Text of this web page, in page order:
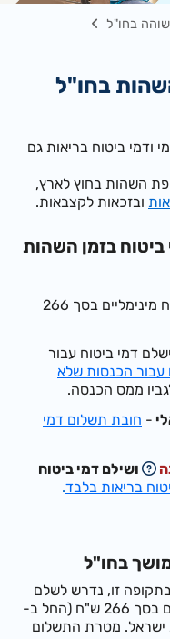
בחו"ל
בחו"ל
ביטוח בריאות גם
השהות בחוץ לארץ,
ובזכאות לקצבאות.
בזמן השהות
בסך266
דמי ביטוח עבור
הכנסות שלא
ממס הכנסה.
- חובת תשלום דמי
ושילם דמי ביטוח
בריאות בלבד.
בחו"ל
זו, נדרש לשלם
בסך
266 ש"ח (החל ב-
מטרת התשלום